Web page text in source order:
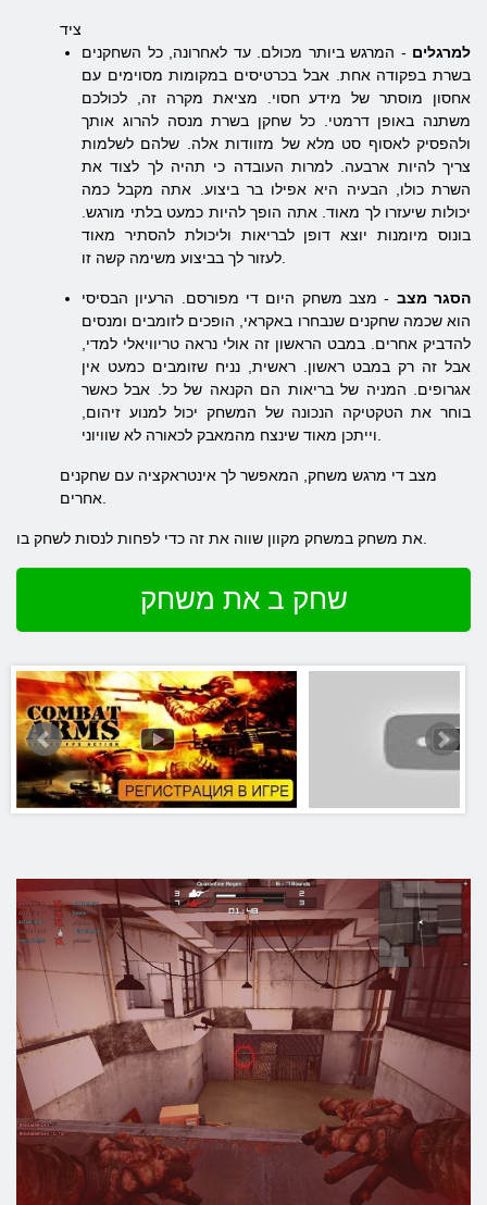
ציד
למרגלים - המרגש ביותר מכולם. עד לאחרונה, כל השחקנים
בשרת בפקודה אחת. אבל בכרטיסים במקומות מסוימים עם
אחסון מוסתר של מידע חסוי. מציאת מקרה זה, לכולכם
משתנה באופן דרמטי. כל שחקן בשרת מנסה להרוג אותך
ולהפסיק לאסוף סט מלא של מזוודות אלה. שלהם לשלמות
צריך להיות ארבעה. למרות העובדה כי תהיה לך לצוד את
השרת כולו, הבעיה היא אפילו בר ביצוע. אתה מקבל כמה
יכולות שיעזרו לך מאוד. אתה הופך להיות כמעט בלתי מורגש.
בונוס מיומנות יוצא דופן לבריאות וליכולת להסתיר מאוד
הסגר מצב - מצב משחק היום די מפורסם. הרעיון הבסיסי
הוא שכמה שחקנים שנבחרו באקראי, הופכים לזומבים ומנסים
להדביק אחרים. במבט הראשון זה אולי נראה טריוויאלי למדי,
אבל זה רק במבט ראשון. ראשית, נניח שזומבים כמעט אין
אגרופים. המניה של בריאות הם הקנאה של כל. אבל כאשר
בוחר את הטקטיקה הנכונה של המשחק יכול למנוע זיהום,
מצב די מרגש משחק, המאפשר לך אינטראקציה עם שחקנים
שחק ב את משחק